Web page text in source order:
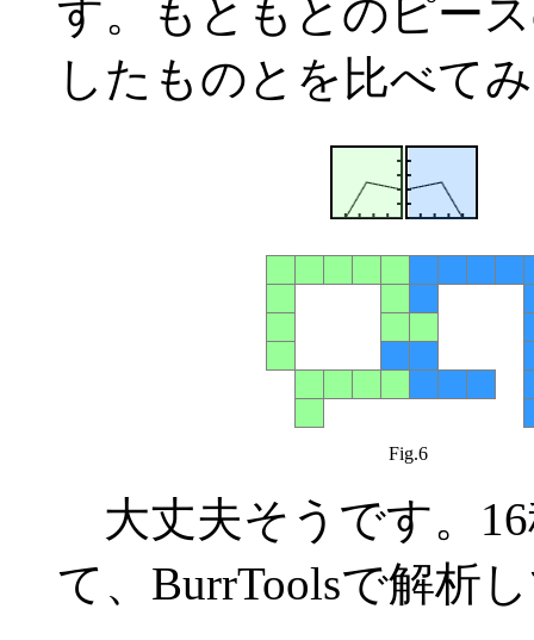
す。もともとのピー
したものとを比べて
Fig.6
大丈夫そうです。
て、BurrToolsで解析